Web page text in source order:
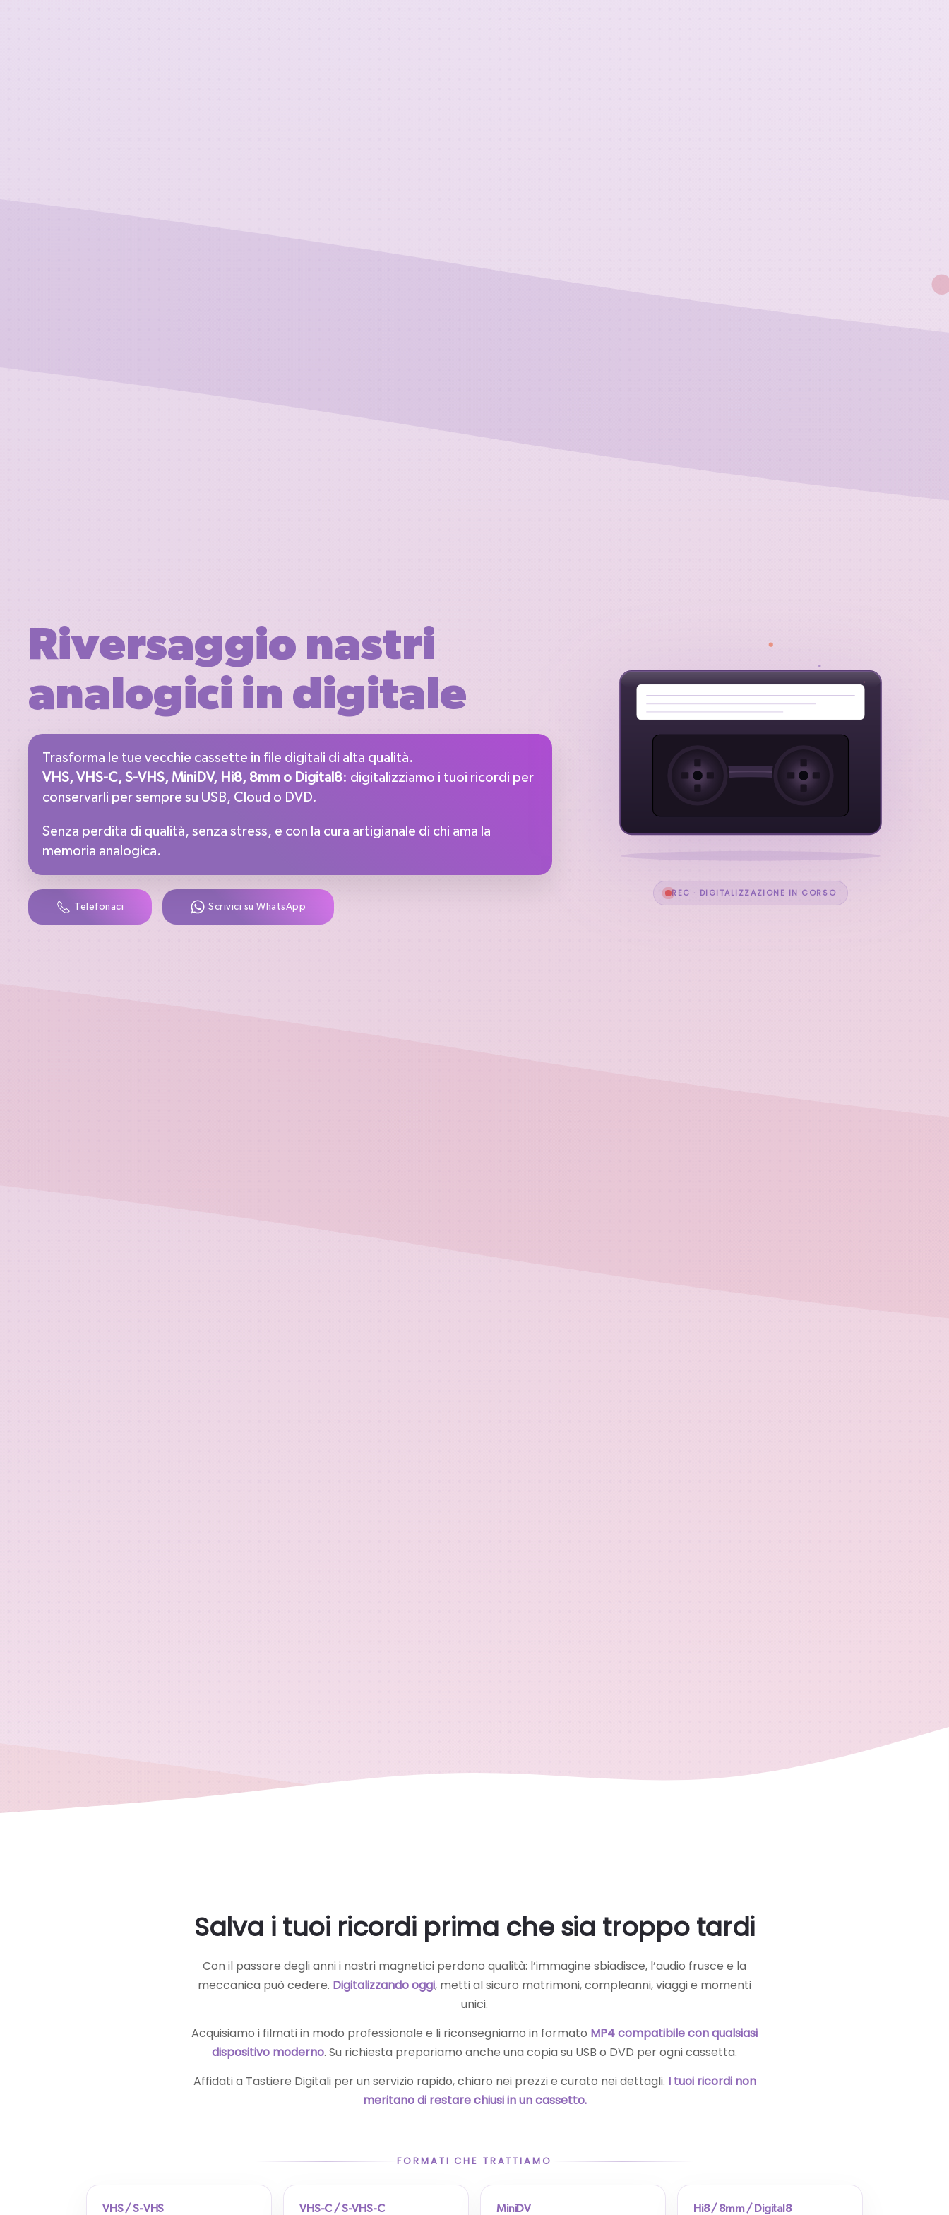
Riversaggio nastri
analogici in digitale
Trasforma le tue vecchie cassette in file digitali di alta qualità.
VHS, VHS-C, S-VHS, MiniDV, Hi8, 8mm o Digital8: digitalizziamo i tuoi ricordi per
conservarli per sempre su USB, Cloud o DVD.
Senza perdita di qualità, senza stress, e con la cura artigianale di chi ama la
memoria analogica.
Telefonaci Scrivici su WhatsApp
REC · DIGITALIZZAZIONE IN CORSO
Salva i tuoi ricordi prima che sia troppo tardi
Con il passare degli anni i nastri magnetici perdono qualità: l’immagine sbiadisce, l’audio frusce e la
meccanica può cedere. Digitalizzando oggi, metti al sicuro matrimoni, compleanni, viaggi e momenti
unici.
Acquisiamo i filmati in modo professionale e li riconsegniamo in formato MP4 compatibile con qualsiasi
dispositivo moderno. Su richiesta prepariamo anche una copia su USB o DVD per ogni cassetta.
Affidati a Tastiere Digitali per un servizio rapido, chiaro nei prezzi e curato nei dettagli. I tuoi ricordi non
meritano di restare chiusi in un cassetto.
FORMATI CHE TRATTIAMO
VHS / S-VHS VHS-C / S-VHS-C MiniDV Hi8 / 8mm / Digital8